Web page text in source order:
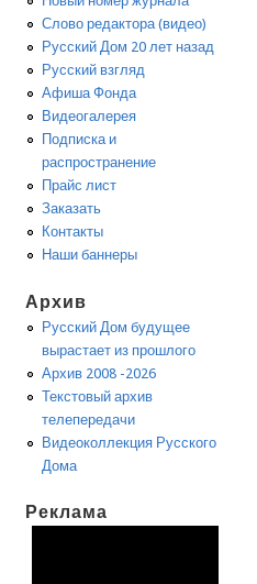
Слово редактора (видео)
Русский Дом 20 лет назад
Русский взгляд
Афиша Фонда
Видеогалерея
Подписка и
распространение
Прайс лист
Заказать
Контакты
Наши баннеры
Архив
Русский Дом будущее
вырастает из прошлого
Архив 2008 -2026
Текстовый архив
телепередачи
Видеоколлекция Русского
Дома
Реклама